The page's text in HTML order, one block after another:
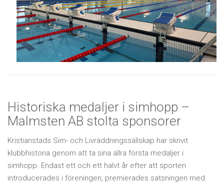
Historiska medaljer i simhopp –
Malmsten AB stolta sponsorer
Kristianstads Sim- och Livräddningssällskap har skrivit
klubbhistoria genom att ta sina allra första medaljer i
simhopp. Endast ett och ett halvt år efter att sporten
introducerades i föreningen, premierades satsningen med